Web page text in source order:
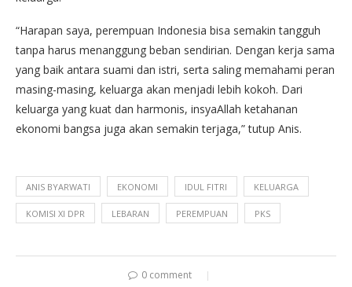
“Harapan saya, perempuan Indonesia bisa semakin tangguh
tanpa harus menanggung beban sendirian. Dengan kerja sama
yang baik antara suami dan istri, serta saling memahami peran
masing-masing, keluarga akan menjadi lebih kokoh. Dari
keluarga yang kuat dan harmonis, insyaAllah ketahanan
ekonomi bangsa juga akan semakin terjaga,” tutup Anis.
ANIS BYARWATI EKONOMI IDUL FITRI KELUARGA
KOMISI XI DPR LEBARAN PEREMPUAN PKS
0 comment